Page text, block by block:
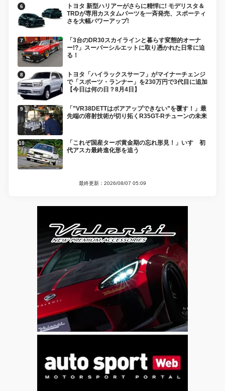
トヨタ 新型ハリアーがさらに精悍に! モデリスタ＆
TRDが専用カスタムパーツを一斉発売、スポーティ
さを大幅パワーアップ!
「3台のDR30スカイラインと暮らす変態的オーナ
ー!?」スーパーシルエットに取り憑かれた日常に迫
る！
トヨタ「ハイラックスサーフ」がマイナーチェンジ
で「スポーツ・ランナー」を230万円で3代目に追加
【今日は何の日？8月4日】
「”VR38DETTはボアアップできない”を覆す！」最
先端の溶射技術が切り拓くR35GT-Rチューンの未来
「これぞ国産ターボ黄金期の忘れ形見！」いすゞ初
代アスカ最終進化形を追う
最終更新：2026/08/07 05:09